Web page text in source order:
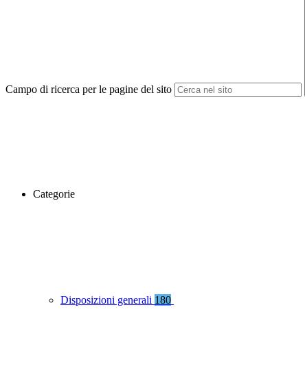
Campo di ricerca per le pagine del sito
Categorie
Disposizioni generali 180